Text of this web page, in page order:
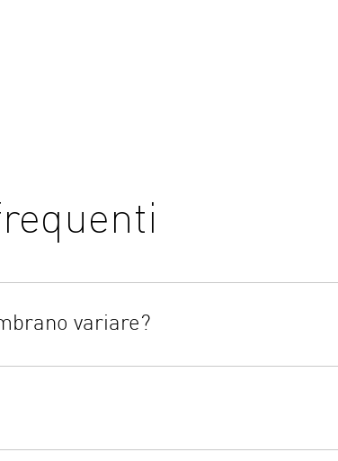
variare?
o anche l'ora del giorno possono alterare la
Di seguito sono elencati alcuni dei motivi